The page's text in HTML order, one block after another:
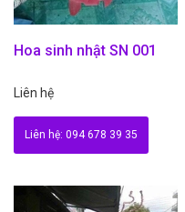
Hoa sinh nhật SN 001
Liên hệ
Liên hệ: 094 678 39 35